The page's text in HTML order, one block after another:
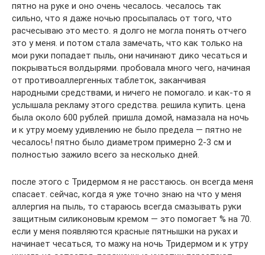
пятно на руке и оно очень чесалось. чесалось так
сильно, что я даже ночью просыпалась от того, что
расчесываю это место. я долго не могла понять отчего
это у меня. и потом стала замечать, что как только на
мои руки попадает пыль, они начинают дико чесаться и
покрываться волдырями. пробовала много чего, начиная
от противоаллергенных таблеток, заканчивая
народными средствами, и ничего не помогало. и как-то я
услышала рекламу этого средства. решила купить. цена
была около 600 рублей. пришла домой, намазала на ночь
и к утру моему удивлению не было предела — пятно не
чесалось! пятно было диаметром примерно 2-3 см и
полностью зажило всего за несколько дней.
после этого с Тридермом я не расстаюсь. он всегда меня
спасает. сейчас, когда я уже точно знаю на что у меня
аллергия на пыль, то стараюсь всегда смазывать руки
защитным силиконовым кремом — это помогает % на 70.
если у меня появляются красные пятнышки на руках и
начинает чесаться, то мажу на ночь Тридермом и к утру